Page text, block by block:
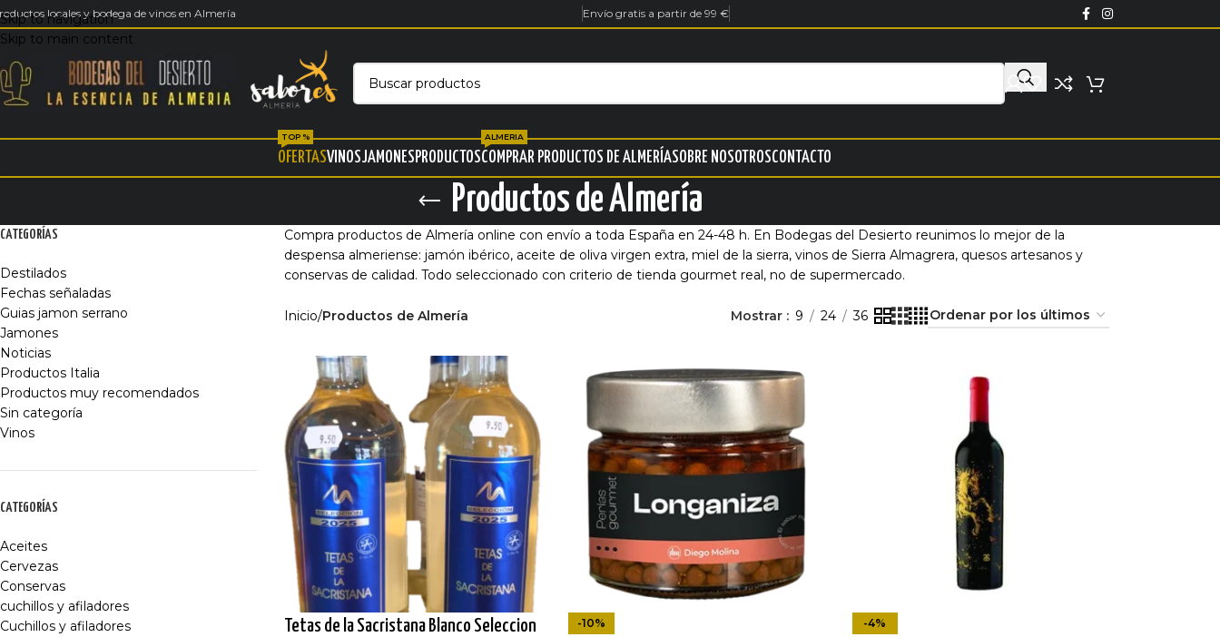
Skip to navigation
Skip to main content
locales y bodega de vinos en Almería Envío gratis a partir de 99 €
OFERTAS
TOP %
VINOSJAMONES PRODUCTOSCOMPRAR PRODUCTOS DE ALMERÍA
ALMERIA
SOBRE NOSOTROSCONTACTO
Productos de Almería
CATEGORÍAS
Destilados
Fechas señaladas
Guias jamon serrano
Jamones
Noticias
Productos Italia
Productos muy recomendados
Sin categoría
Vinos
CATEGORÍAS
Aceites
Cervezas
Conservas
cuchillos y afiladores
Cuchillos y afiladores
Compra productos de Almería online con envío a toda España en 24-48 h. En Bodegas del Desierto reunimos lo mejor de la
despensa almeriense: jamón ibérico, aceite de oliva virgen extra, miel de la sierra, vinos de Sierra Almagrera, quesos artesanos y
conservas de calidad. Todo seleccionado con criterio de tienda gourmet real, no de supermercado.
Inicio/Productos de Almería Mostrar 9 24 36
Tetas de la Sacristana Blanco Seleccion
-10% -4%